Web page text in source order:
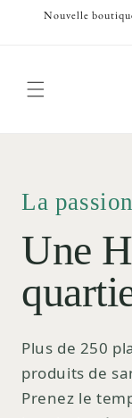
passer
Nouvelle
La
Une
Plus de 250
produits de
Prenez le